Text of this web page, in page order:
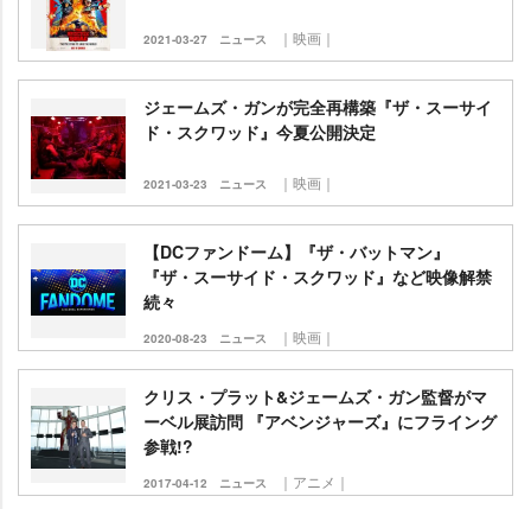
2021-03-27 ニュース ｜映画｜
ジェームズ・ガンが完全再構築『ザ・スーサイ
ド・スクワッド』今夏公開決定
2021-03-23 ニュース ｜映画｜
【DCファンドーム】『ザ・バットマン』
『ザ・スーサイド・スクワッド』など映像解禁
続々
2020-08-23 ニュース ｜映画｜
クリス・プラット&ジェームズ・ガン監督がマ
ーベル展訪問 『アベンジャーズ』にフライング
参戦!?
2017-04-12 ニュース ｜アニメ｜